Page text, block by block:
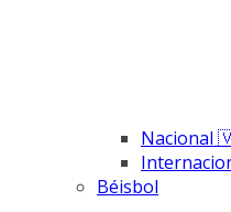
Nacional
Béisbol